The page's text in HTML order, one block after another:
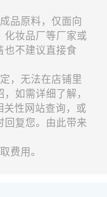
品原料，仅面向
化妆品厂等厂家或
也不建议直接食
，无法在店铺里
如需详细了解，
关性网站查询，或
回复您。由此带来
费用。